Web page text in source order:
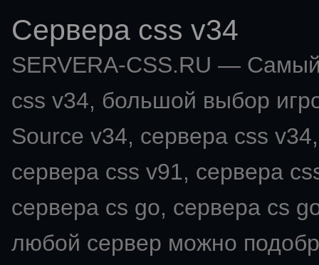
Сервера css v34
SERVERA-CSS.RU —
css v34, большой выбор
Source v34, сервера css
сервера css v91, сервера
сервера cs go, сервера cs
любой сервер можно